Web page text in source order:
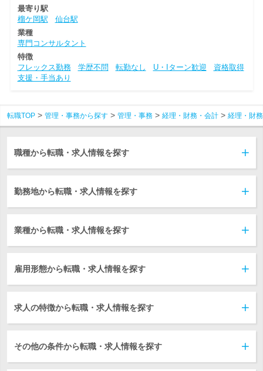
最寄り駅
榴ケ岡駅
仙台駅
業種
専門コンサルタント
特徴
フレックス勤務
学歴不問 転勤なし U・Iターン歓迎
資格取得
支援・手当あり
転職TOP 管理・事務から探す 管理・事務 経理・財務・会計 経理・財務
職種から転職・求人情報を探す
勤務地から転職・求人情報を探す
業種から転職・求人情報を探す
雇用形態から転職・求人情報を探す
求人の特徴から転職・求人情報を探す
その他の条件から転職・求人情報を探す